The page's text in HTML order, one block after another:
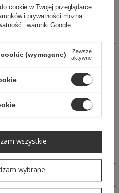
rejestracji)
w czarne groszki, długości mini
Dekolt w szpic. Krój bombki.
w talii.
łatwy zwrot
zakupy
cookie w Twojej przeglądarce.
i prywatności można
i warunki Google
(wymagane)
Zawsze
aktywne
wybrane
wszystkie